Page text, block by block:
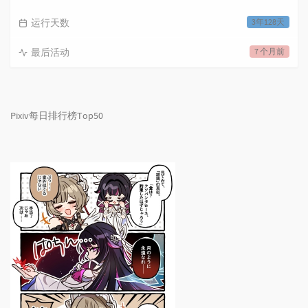
3年128天
运行天数
7 个月前
最后活动
Pixiv每日排行榜Top50